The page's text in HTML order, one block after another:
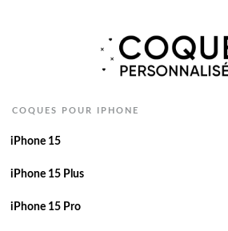
COQUES POUR IPHONE
iPhone 15
iPhone 15 Plus
iPhone 15 Pro